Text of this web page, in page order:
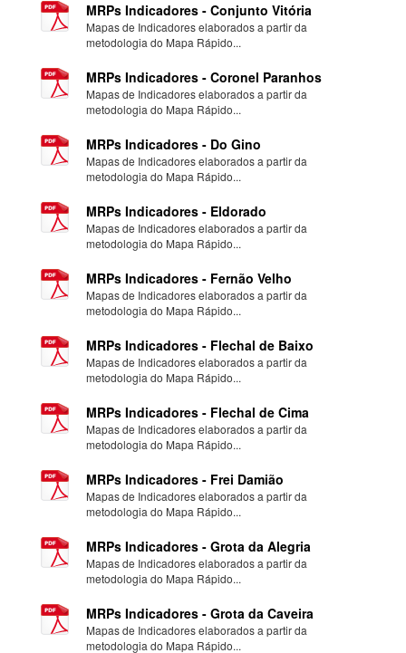
MRPs Indicadores - Conjunto Vitória
Mapas de Indicadores elaborados a partir da
metodologia do Mapa Rápido...
MRPs Indicadores - Coronel Paranhos
Mapas de Indicadores elaborados a partir da
metodologia do Mapa Rápido...
MRPs Indicadores - Do Gino
Mapas de Indicadores elaborados a partir da
metodologia do Mapa Rápido...
MRPs Indicadores - Eldorado
Mapas de Indicadores elaborados a partir da
metodologia do Mapa Rápido...
MRPs Indicadores - Fernão Velho
Mapas de Indicadores elaborados a partir da
metodologia do Mapa Rápido...
MRPs Indicadores - Flechal de Baixo
Mapas de Indicadores elaborados a partir da
metodologia do Mapa Rápido...
MRPs Indicadores - Flechal de Cima
Mapas de Indicadores elaborados a partir da
metodologia do Mapa Rápido...
MRPs Indicadores - Frei Damião
Mapas de Indicadores elaborados a partir da
metodologia do Mapa Rápido...
MRPs Indicadores - Grota da Alegria
Mapas de Indicadores elaborados a partir da
metodologia do Mapa Rápido...
MRPs Indicadores - Grota da Caveira
Mapas de Indicadores elaborados a partir da
metodologia do Mapa Rápido...